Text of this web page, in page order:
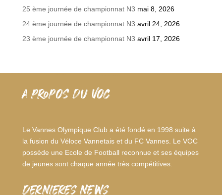
25 ème journée de championnat N3 mai 8, 2026
24 ème journée de championnat N3 avril 24, 2026
23 ème journée de championnat N3 avril 17, 2026
A PROPOS DU VOC
Le Vannes Olympique Club a été fondé en 1998 suite à
la fusion du Véloce Vannetais et du FC Vannes. Le VOC
possède une Ecole de Football reconnue et ses équipes
de jeunes sont chaque année très compétitives.